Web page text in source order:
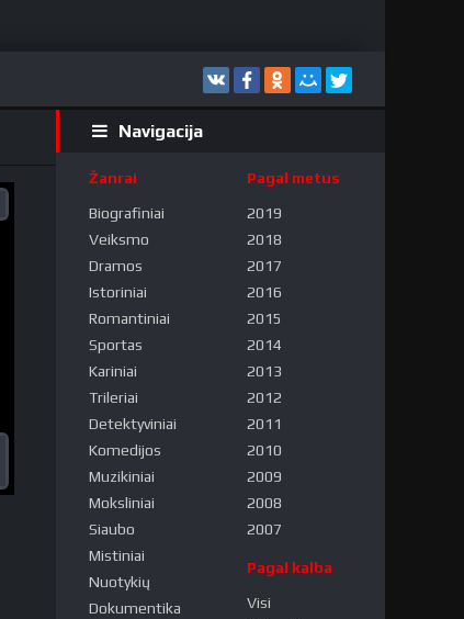
Navigacija
Žanrai
Biografiniai
Veiksmo
Dramos
Istoriniai
Romantiniai
Sportas
Kariniai
Trileriai
Detektyviniai
Komedijos
Muzikiniai
Moksliniai
Siaubo
Mistiniai
Nuotykių
Dokumentika
Pagal metus
2019
2018
2017
2016
2015
2014
2013
2012
2011
2010
2009
2008
2007
Pagal kalba
Visi